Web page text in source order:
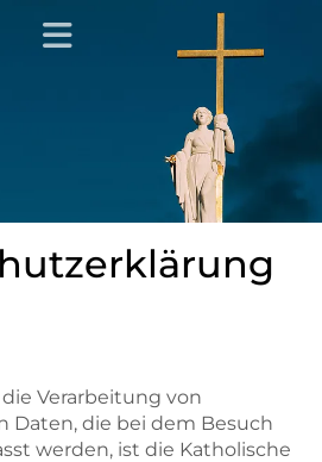
Verarbeitung von
Daten, die bei dem Besuch
werden, ist die Katholische